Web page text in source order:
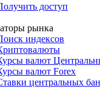
доступ
рынка
индексов
валют
валют Forex
центральных